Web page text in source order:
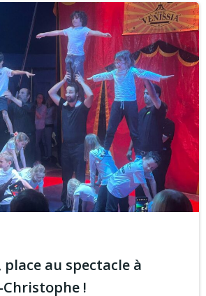
place au spectacle à
Christophe !